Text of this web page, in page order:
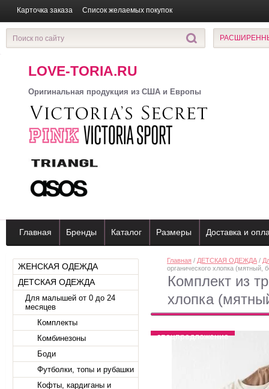
Карточка заказа Список желаемых покупок
LOVE-TORIA.RU
Оригинальная продукция из США и Европы
Главная Бренды Каталог Размеры Доставка и
ЖЕНСКАЯ ОДЕЖДА
ДЕТСКАЯ ОДЕЖДА
Для малышей от 0 до 24
месяцев
Комплекты
Комбинезоны
Боди
Футболки, топы и рубашки
Кофты, кардиганы и
Главная / ДЕТСКАЯ ОДЕЖДА /
органического хлопка (мятный,
Комплект из
хлопка
спецпредложение